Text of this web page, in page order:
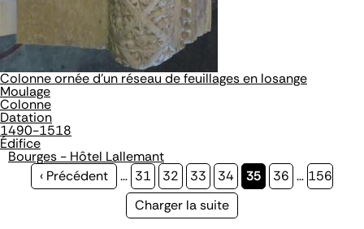
Colonne ornée d'un réseau de feuillages en losange
Moulage
Colonne
Datation
1490-1518
Édifice
Bourges - Hôtel Lallemant
Page
‹ Précédent … Page
31 Page
32 Page
33 Page
34
Page
35 Page
36 … Page
156
Page
Charger la suite